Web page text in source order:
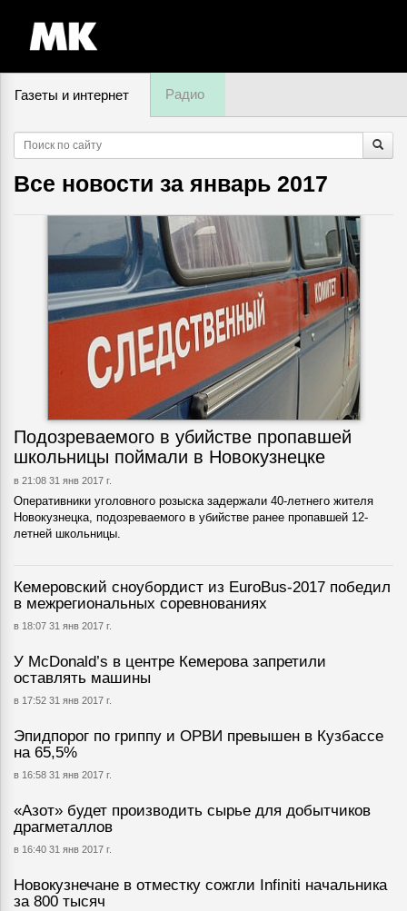
Газеты и интернет Радио
Все новости за январь 2017
Подозреваемого в убийстве пропавшей
школьницы поймали в Новокузнецке
в 21:08 31 янв 2017 г.
Оперативники уголовного розыска задержали 40-летнего жителя
Новокузнецка, подозреваемого в убийстве ранее пропавшей 12-
летней школьницы.
Кемеровский сноубордист из EuroBus-2017 победил
в межрегиональных соревнованиях
в 18:07 31 янв 2017 г.
У McDonald’s в центре Кемерова запретили
оставлять машины
в 17:52 31 янв 2017 г.
Эпидпорог по гриппу и ОРВИ превышен в Кузбассе
на 65,5%
в 16:58 31 янв 2017 г.
«Азот» будет производить сырье для добытчиков
драгметаллов
в 16:40 31 янв 2017 г.
Новокузнечане в отместку сожгли Infiniti начальника
за 800 тысяч